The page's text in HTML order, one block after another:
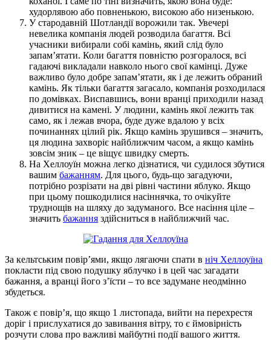
худорлявою або повненькою, високою або низенькою.
У стародавній Шотландії ворожили так. Увечері
невелика компанія людей розводила багаття. Всі
учасники вибирали собі камінь, який слід було
запам’ятати. Коли багаття повністю розгоралося, всі
гадаючі викладали навколо нього свої камінці. Дуже
важливо було добре запам’ятати, як і де лежить обраний
камінь. Як тільки багаття загасало, компанія розходилася
по домівках. Виспавшись, вони вранці приходили назад
дивитися на камені. У людини, камінь якої лежить так
само, як і лежав вчора, буде дуже вдалою у всіх
починаннях цілий рік. Якщо камінь зрушився – значить,
ця людина захворіє найближчим часом, а якщо камінь
зовсім зник – це віщує швидку смерть.
На Хеллоуїн можна легко дізнатися, чи судилося збутися
вашим бажанням. Для цього, будь-що загадуючи,
потрібно розрізати на дві рівні частини яблуко. Якщо
при цьому пошкодилися насіннячка, то очікуйте
труднощів на шляху до задуманого. Все насіння ціле –
значить бажання здійсниться в найближчий час.
За кельтським повір’ями, якщо лягаючи спати в ніч Хеллоуїна
покласти під свою подушку яблучко і в цей час загадати
бажання, а вранці його з’їсти – то все задумане неодмінно
збудеться.
Також є повір’я, що якщо 1 листопада, вийти на перехрестя
доріг і прислухатися до завивання вітру, то є ймовірність
розчути слова про важливі майбутні події вашого життя.